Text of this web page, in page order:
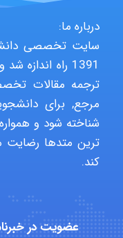
درباره ما:
سایت تخصصی
1391 راه
ترجمه مقالات
مرجع, برای
شناخته شود و
ترین متدها رضایت
کند.
عضویت در